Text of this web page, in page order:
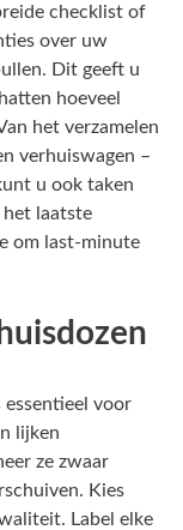
checklist of
over uw
Dit geeft u
hoeveel
het verzamelen
verhuiswagen –
u ook taken
het laatste
om last-minute
essentieel voor
lijken
ze zwaar
Kies
Label elke